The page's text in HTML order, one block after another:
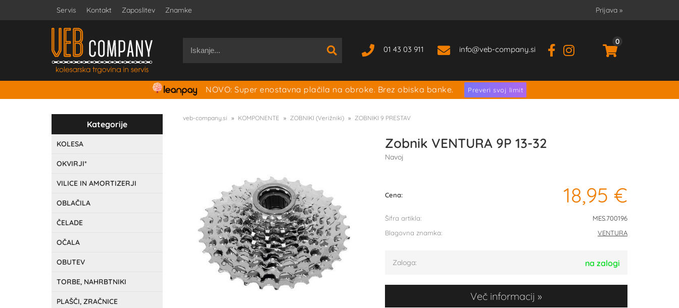
Servis Kontakt Zaposlitev Znamke Prijava »
01 43 03 911 info veb-company.si
0
NOVO: Super enostavna plačila na obroke. Brez obiska banke. Preveri svoj limit
Kategorije
KOLESA
OKVIRJI*
VILICE IN AMORTIZERJI
OBLAČILA
ČELADE
OČALA
OBUTEV
TORBE, NAHRBTNIKI
PLAŠČI, ZRAČNICE
veb-company.si KOMPONENTE ZOBNIKI (Verižniki) ZOBNIKI 9 PRESTAV
Zobnik VENTURA 9P 13-32
Navoj
Cena: 18,95 €
Šifra artikla:
MES.700196
Blagovna znamka:
VENTURA
Zaloga: na zalogi
Več informacij